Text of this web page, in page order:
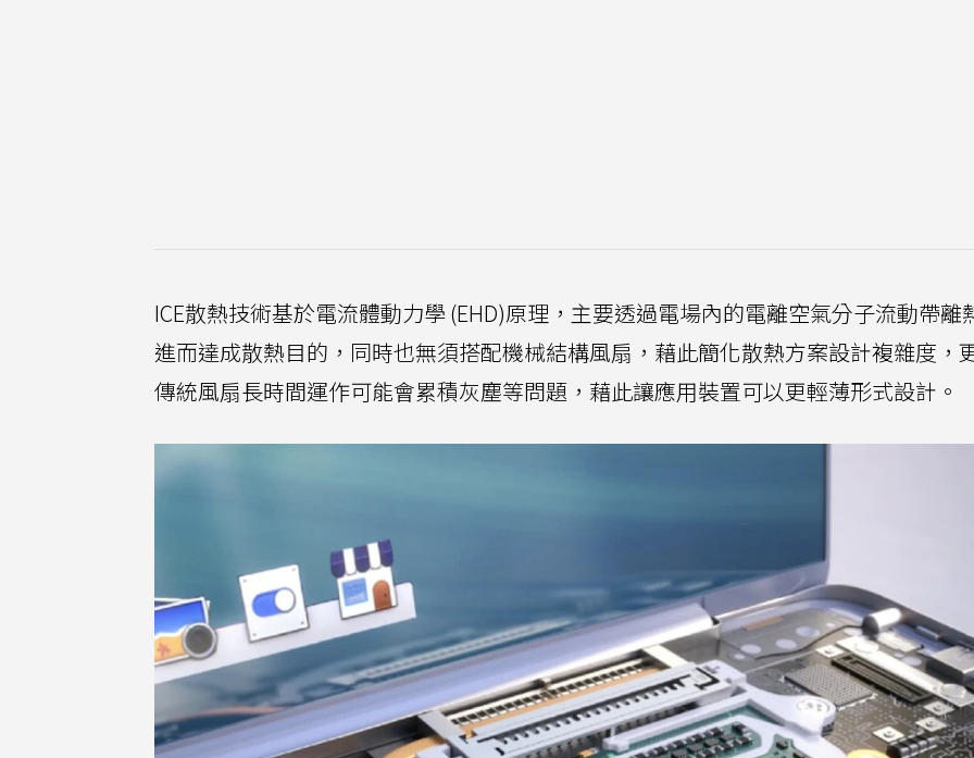
ICE散熱技術基於電流體動力學 (EHD)原理，主要透過電場內的電離空氣分子流動帶離
進而達成散熱目的，同時也無須搭配機械結構風扇，藉此簡化散熱方案設計複雜度，
傳統風扇長時間運作可能會累積灰塵等問題，藉此讓應用裝置可以更輕薄形式設計。